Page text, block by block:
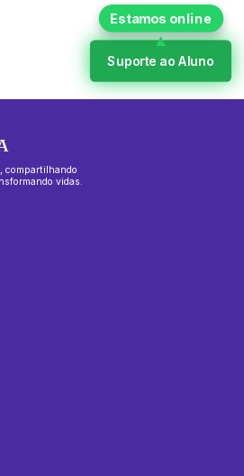
Suporte ao Aluno
compartilhando
vidas.